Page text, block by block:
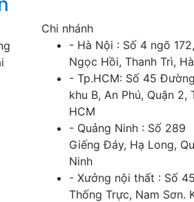
Chi nhánh
- Hà Nội : Số 4 ngõ 172,
Ngọc Hồi, Thanh Trì,
- Tp.HCM: Số 45
khu B, An Phú, Quận 2,
HCM
- Quảng Ninh : Số 289
Giếng Đáy, Hạ Long,
Ninh
- Xưởng nội thất : Số 45
Thống Trực, Nam Sơn.